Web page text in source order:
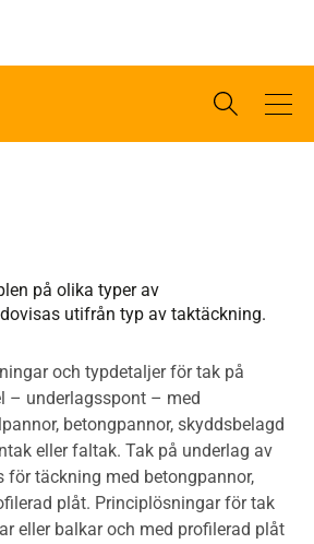
på olika typer av
utifrån typ av taktäckning.
och typdetaljer för tak på
– underlagsspont – med
betongpannor, skyddsbelagd
eller faltak. Tak på underlag av
för täckning med betongpannor,
plåt. Principlösningar för tak
eller balkar och med profilerad plåt